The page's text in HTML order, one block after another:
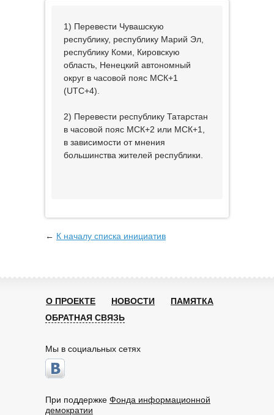
1) Перевести Чувашскую
республику, республику Марий Эл,
республику Коми, Кировскую
область, Ненецкий автономный
округ в часовой пояс МСК+1
(UTC+4).
2) Перевести республику Татарстан
в часовой пояс МСК+2 или МСК+1,
в зависимости от мнения
большинства жителей республики.
← К началу списка инициатив
О ПРОЕКТЕ НОВОСТИ
ПАМЯТКА
ОБРАТНАЯ СВЯЗЬ
Мы в социальных сетях
При поддержке Фонда информационной
демократии